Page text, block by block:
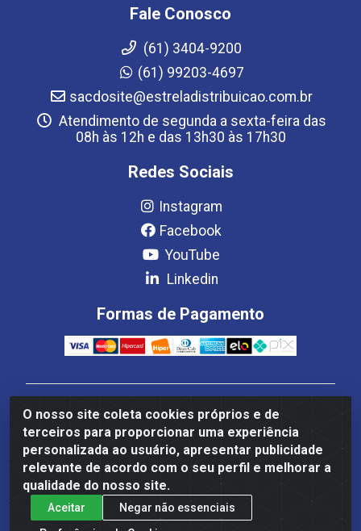
O nosso site coleta cookies próprios e de
terceiros para proporcionar uma experiência
personalizada ao usuário, apresentar publicidade
relevante de acordo com o seu perfil e melhorar a
qualidade do nosso site.
Aceitar
Negar não essenciais
Fale Conosco
(61) 3404-9200
(61) 99203-4697
sacdosite@estreladistribuicao.com.br
Atendimento de segunda a sexta-feira das
08h às 12h e das 13h30 às 17h30
Redes Sociais
Instagram
Facebook
YouTube
Linkedin
Formas de Pagamento
Estrela Distribuição LTDA - CNPJ 08.691.096/0001-93 -
Setor Setor de Industria Qi 22 Lt 7, 9, 11, 13, 14 Ao 32,
S/NC - Setor Industrial Ceilândia, Brasília/DF - CEP
72265-220